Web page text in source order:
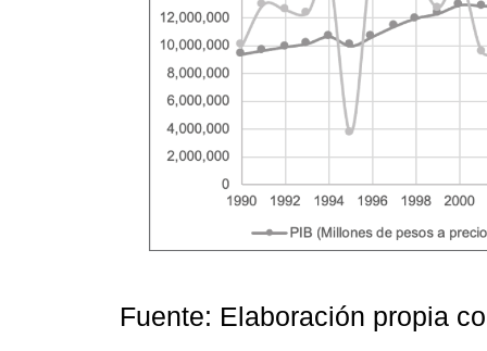
Fuente: Elaboración propia